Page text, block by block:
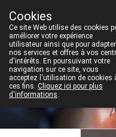
+32
Aujourd'hui A présent
Cookies
Ce site Web utilise des cookies
améliorer votre expérience
utilisateur ainsi que pour adapter
nos services et offres à vos
d'intérêts. En poursuivant votre
navigation sur ce site, vous
acceptez l'utilisation de cookies
ces fins. Cliquez ici pour plus
d'informations.